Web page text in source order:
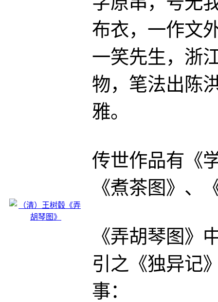
布衣，一作文
一笑先生，浙
物，笔法出陈
雅。
传世作品有《
《煮茶图》、
《弄胡琴图》
引之《独异记
事：